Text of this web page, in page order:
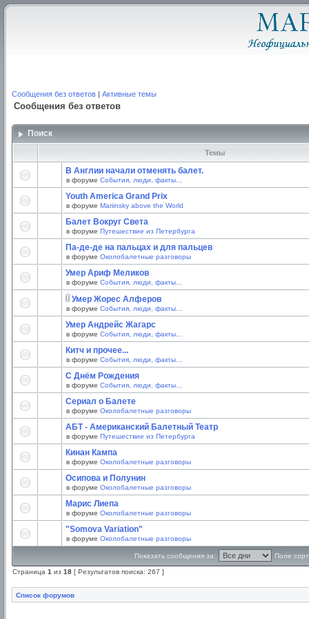
Сообщения без ответов | Активные темы
Сообщения без ответов
Поиск
Темы
В Англии начали отменять балет.
в форуме События, люди, факты...
Youth America Grand Prix
в форуме Mariinsky above the World
Балет Вокруг Света
в форуме Путешествие из Петербурга
Па-де-де на пальцах и для пальцев
в форуме Околобалетные разговоры
Умер Ариф Меликов
в форуме События, люди, факты...
Умер Жорес Алферов
в форуме События, люди, факты...
Умер Андрейс Жагарс
в форуме События, люди, факты...
Китч и прочее...
в форуме События, люди, факты...
С Днём Рождения
в форуме События, люди, факты...
Сериал о Балете
в форуме Околобалетные разговоры
АБТ - Американский Балетный Театр
в форуме Путешествие из Петербурга
Кинан Кампа
в форуме Околобалетные разговоры
Осипова и Полунин
в форуме Околобалетные разговоры
Марис Лиепа
в форуме Околобалетные разговоры
"Somova Variation"
в форуме Околобалетные разговоры
Показать сообщения за: Поле
Страница 1 из 18 [ Результатов поиска: 267 ]
Список форумов